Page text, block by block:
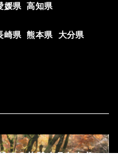
媛県 高知県
崎県 熊本県 大分県